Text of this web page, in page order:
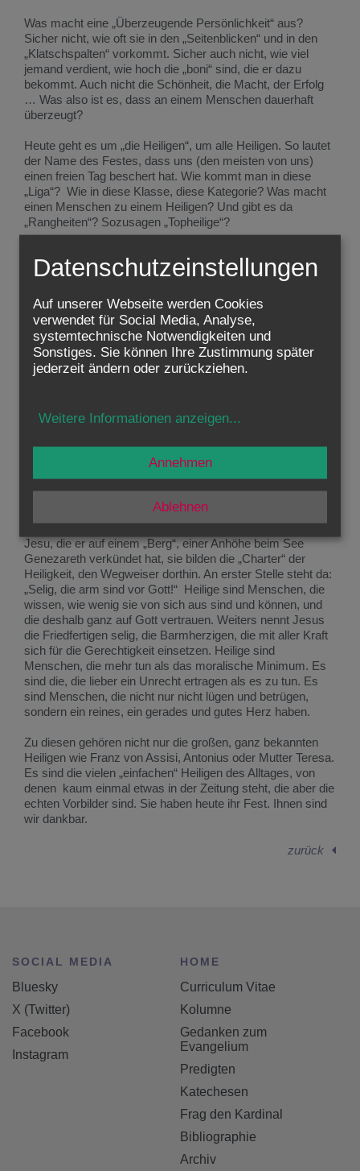
Was macht eine „Überzeugende Persönlichkeit“ aus?
Sicher nicht, wie oft sie in den „Seitenblicken“ und in den
„Klatschspalten“ vorkommt. Sicher auch nicht, wie viel
jemand verdient, wie hoch die „boni“ sind, die er dazu
bekommt. Auch nicht die Schönheit, die Macht, der Erfolg
… Was also ist es, dass an einem Menschen dauerhaft
überzeugt?
Heute geht es um „die Heiligen“, um alle Heiligen. So lautet
der Name des Festes, dass uns (den meisten von uns)
einen freien Tag beschert hat. Wie kommt man in diese
„Liga“? Wie in diese Klasse, diese Kategorie? Was macht
einen Menschen zu einem Heiligen? Und gibt es da
„Rangheiten“? Sozusagen „Topheilige“?
Menschen zwei Stufen. Die erste Stufe bilden die
Menschen, die ich einfach „die Anständigen“ nennen würde.
Es sind die, die sich redlich bemühen, nach den Zehn
Geboten Gottes zu leben, also nicht zu stehlen, nicht zu
lügen, nicht ehebrecherisch zu sein, nicht zu töten, die
Eltern zu achten und zu ehren und Gott nicht an den
letzten Platz im Leben zu stellen. Wenn einem das im
Alltag gelingt, ist schon sehr viel gewonnen. Unsere Zeit
heute, wenn die Kirche „Aller Heiligen“ gedenkt. Wer sind
sie, die Heiligen? Eine Sonderklasse? Sozusagen die
„Spitzensportler“ in den Tugenden? Eine Elite, in die
Das heutige Evangelium, die sogenannte „Seligpreisung“
Jesu, die er auf einem „Berg“, einer Anhöhe beim See
Genezareth verkündet hat, sie bilden die „Charter“ der
Heiligkeit, den Wegweiser dorthin. An erster Stelle steht da:
„Selig, die arm sind vor Gott!“ Heilige sind Menschen, die
wissen, wie wenig sie von sich aus sind und können, und
die deshalb ganz auf Gott vertrauen. Weiters nennt Jesus
die Friedfertigen selig, die Barmherzigen, die mit aller Kraft
sich für die Gerechtigkeit einsetzen. Heilige sind
Menschen, die mehr tun als das moralische Minimum. Es
sind die, die lieber ein Unrecht ertragen als es zu tun. Es
sind Menschen, die nicht nur nicht lügen und betrügen,
sondern ein reines, ein gerades und gutes Herz haben.
Zu diesen gehören nicht nur die großen, ganz bekannten
Heiligen wie Franz von Assisi, Antonius oder Mutter Teresa.
Es sind die vielen „einfachen“ Heiligen des Alltages, von
denen kaum einmal etwas in der Zeitung steht, die aber die
echten Vorbilder sind. Sie haben heute ihr Fest. Ihnen sind
wir dankbar.
zurück
SOCIAL MEDIA
Bluesky
X (Twitter)
Facebook
Instagram
HOME
Curriculum Vitae
Kolumne
Gedanken zum
Evangelium
Predigten
Katechesen
Frag den Kardinal
Bibliographie
Archiv
Datenschutzeinstellungen
Auf unserer Webseite werden Cookies
verwendet für Social Media, Analyse,
systemtechnische Notwendigkeiten und
Sonstiges. Sie können Ihre Zustimmung später
jederzeit ändern oder zurückziehen.
Weitere Informationen anzeigen...
Ablehnen
Annehmen